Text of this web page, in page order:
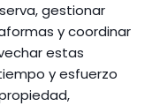
gestionar
y coordinar
estas
y esfuerzo